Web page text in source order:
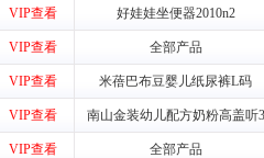
扩大产品体宣传支持
扩大产品宣传，提高产品美誉度。
地指导。
证经销产品丰厚的利润空间和市场
VIP查看 好娃娃坐便器2010n2
VIP查看 全部产品
VIP查看 米蓓巴布豆婴儿纸尿裤L码
VIP查看 南山金装幼儿配方奶粉高盖听3
VIP查看 全部产品